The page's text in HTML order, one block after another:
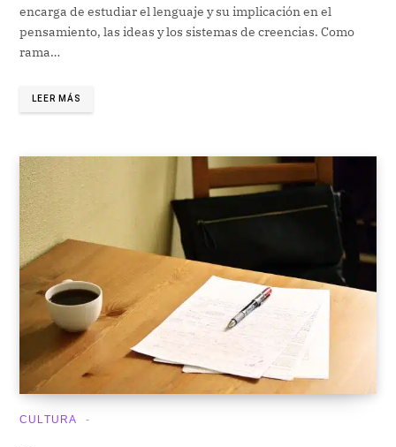
encarga de estudiar el lenguaje y su implicación en el
pensamiento, las ideas y los sistemas de creencias. Como
rama…
LEER MÁS
CULTURA